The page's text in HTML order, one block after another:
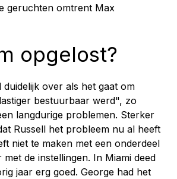
geruchten omtrent Max
opgelost?
over als het gaat om
bestuurbaar werd", zo
langdurige problemen. Sterker
Russell het probleem nu al heeft
niet te maken met een onderdeel
de instellingen. In Miami deed
jaar erg goed. George had het